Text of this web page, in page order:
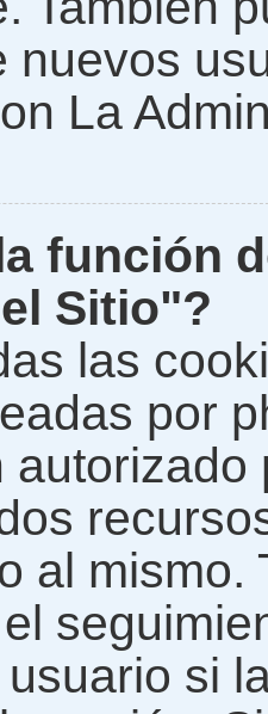
nuevos
La
función
Sitio"?
las
por
autorizado
al mismo.
si